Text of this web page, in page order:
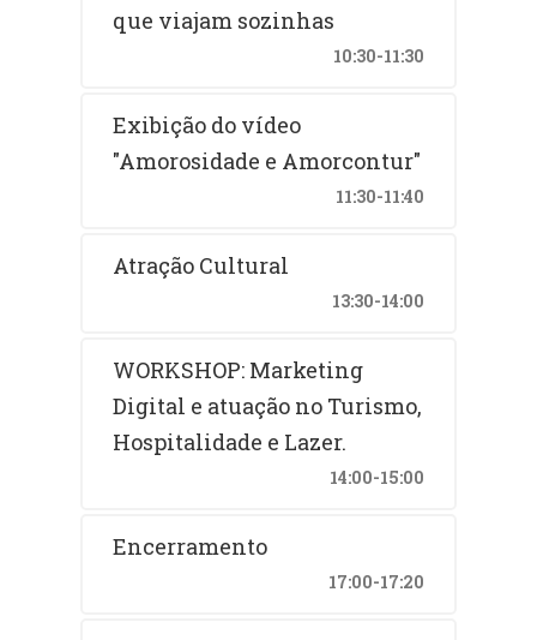
que viajam sozinhas
10:30-11:30
Exibição do vídeo
"Amorosidade e Amorcontur"
11:30-11:40
Atração Cultural
13:30-14:00
WORKSHOP: Marketing
Digital e atuação no Turismo,
Hospitalidade e Lazer.
14:00-15:00
Encerramento
17:00-17:20